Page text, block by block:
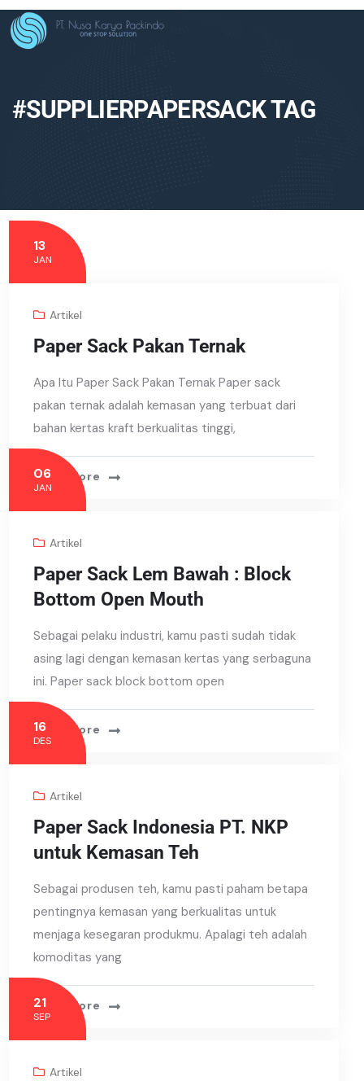
#SUPPLIERPAPERSACK TAG
13
JAN
Artikel
Paper Sack Pakan Ternak
Apa Itu Paper Sack Pakan Ternak Paper sack
pakan ternak adalah kemasan yang terbuat dari
bahan kertas kraft berkualitas tinggi,
Read More
06
JAN
Artikel
Paper Sack Lem Bawah : Block
Bottom Open Mouth
Sebagai pelaku industri, kamu pasti sudah tidak
asing lagi dengan kemasan kertas yang serbaguna
ini. Paper sack block bottom open
Read More
16
DES
Artikel
Paper Sack Indonesia PT. NKP
untuk Kemasan Teh
Sebagai produsen teh, kamu pasti paham betapa
pentingnya kemasan yang berkualitas untuk
menjaga kesegaran produkmu. Apalagi teh adalah
komoditas yang
Read More
21
SEP
Artikel